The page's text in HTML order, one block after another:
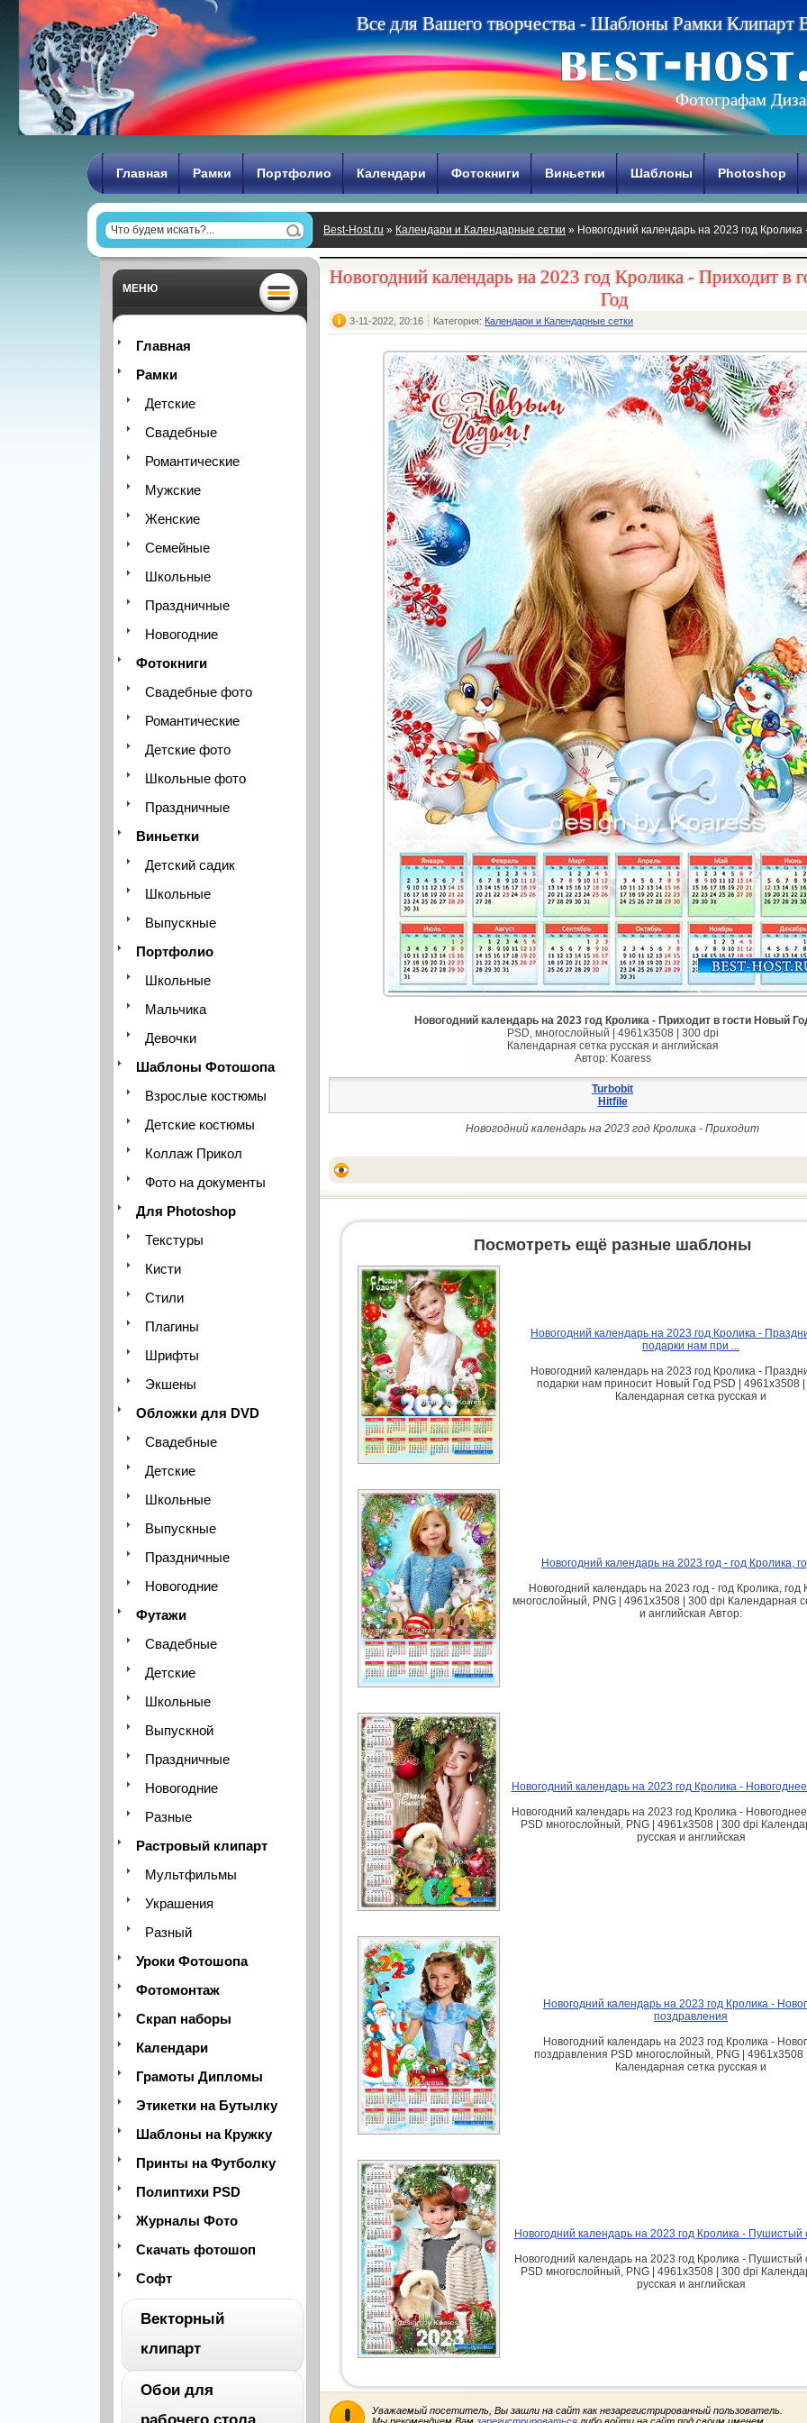
Все для Вашего творчества - Шаблоны Рамки Клипарт
Фотографам
Главная Рамки Портфолио Календари Фотокниги Виньетки Шаблоны Photoshop
Best-Host.ru » Календари и Календарные сетки » Новогодний календарь на 2023 год
МЕНЮ
Главная
Рамки
Детские
Свадебные
Романтические
Мужские
Женские
Семейные
Школьные
Праздничные
Новогодние
Фотокниги
Свадебные фото
Романтические
Детские фото
Школьные фото
Праздничные
Виньетки
Детский садик
Школьные
Выпускные
Портфолио
Школьные
Мальчика
Девочки
Шаблоны Фотошопа
Взрослые костюмы
Детские костюмы
Коллаж Прикол
Фото на документы
Для Photoshop
Текстуры
Кисти
Стили
Плагины
Шрифты
Экшены
Обложки для DVD
Свадебные
Детские
Школьные
Выпускные
Праздничные
Новогодние
Футажи
Свадебные
Детские
Школьные
Выпускной
Праздничные
Новогодние
Разные
Растровый клипарт
Мультфильмы
Украшения
Разный
Уроки Фотошопа
Фотомонтаж
Скрап наборы
Календари
Грамоты Дипломы
Этикетки на Бутылку
Шаблоны на Кружку
Принты на Футболку
Полиптихи PSD
Журналы Фото
Скачать фотошоп
Софт
Векторный
клипарт
Обои для
Новогодний календарь на 2023 год Кролика - Приходит в
Год
3-11-2022, 20:16 Категория: Календари и Календарные сетки
Новогодний календарь на 2023 год Кролика - Приходит в гости Новый
PSD, многослойный | 4961x3508 | 300 dpi
Календарная сетка русская и английская
Автор: Koaress
Turbobit
Hitfile
Новогодний календарь на 2023 год Кролика - Приходит
Посмотреть ещё разные шаблоны
Новогодний календарь на 2023 год Кролика -
подарки нам при ...
Новогодний календарь на 2023 год Кролика -
подарки нам приносит Новый Год PSD | 4961x3508
Календарная сетка русская и
Новогодний календарь на 2023 год - год Кролика,
Новогодний календарь на 2023 год - год Кролика, год
многослойный, PNG | 4961x3508 | 300 dpi Календарная
и английская Автор:
Новогодний календарь на 2023 год Кролика -
Новогодний календарь на 2023 год Кролика -
PSD многослойный, PNG | 4961x3508 | 300 dpi
русская и английская
Новогодний календарь на 2023 год Кролика -
поздравления
Новогодний календарь на 2023 год Кролика -
поздравления PSD многослойный, PNG | 4961x3508
Календарная сетка русская и
Новогодний календарь на 2023 год Кролика - Пушистый
Новогодний календарь на 2023 год Кролика - Пушистый
PSD многослойный, PNG | 4961x3508 | 300 dpi
русская и английская
Уважаемый посетитель, Вы зашли на сайт как незарегистрированный пользователь.